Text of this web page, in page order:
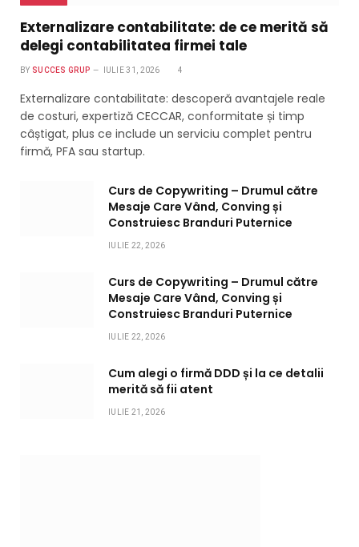
Externalizare contabilitate: de ce merită să
delegi contabilitatea firmei tale
BY SUCCES GRUP IULIE 31, 2026 4
Externalizare contabilitate: descoperă avantajele reale
de costuri, expertiză CECCAR, conformitate și timp
câștigat, plus ce include un serviciu complet pentru
firmă, PFA sau startup.
Curs de Copywriting – Drumul către
Mesaje Care Vând, Conving și
Construiesc Branduri Puternice
IULIE 22, 2026
Curs de Copywriting – Drumul către
Mesaje Care Vând, Conving și
Construiesc Branduri Puternice
IULIE 22, 2026
Cum alegi o firmă DDD și la ce detalii
merită să fii atent
IULIE 21, 2026